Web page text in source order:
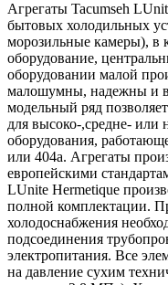
Агрегаты Tacumseh
бытовых холодильных
морозильные камеры), в
оборудование,
оборудовании малой
малошумны, надежны и
модельный ряд
для высоко-,средне- или
оборудования,
или 404a. Агрегаты
европейскими
LUnite Hermetique
полной комплектации.
холодоснабжения
подсоединения
электропитания. Все
на давление сухим